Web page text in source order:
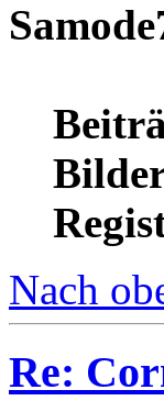
Nach
Re: